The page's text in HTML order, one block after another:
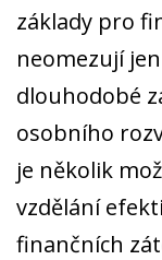
základy pro
neomezují
dlouhodobé
osobního
je několik
vzdělání
finančních